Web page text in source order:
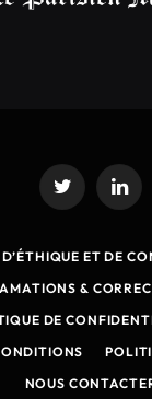
Twitter
ET DE
&
DE
NOUS